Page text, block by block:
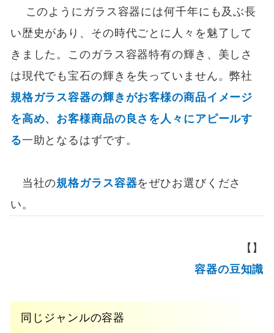
このようにガラス容器には何千年にも及ぶ長
い歴史があり、その時代ごとに人々を魅了して
きました。このガラス容器特有の輝き、美しさ
は現代でも宝石の輝きを失っていません。弊社
規格ガラス容器の輝きがお客様の商品イメージ
を高め、お客様商品の良さを人々にアピールす
る一助となるはずです。
当社の規格ガラス容器をぜひお選びくださ
い。
【】
容器の豆知識
同じジャンルの容器